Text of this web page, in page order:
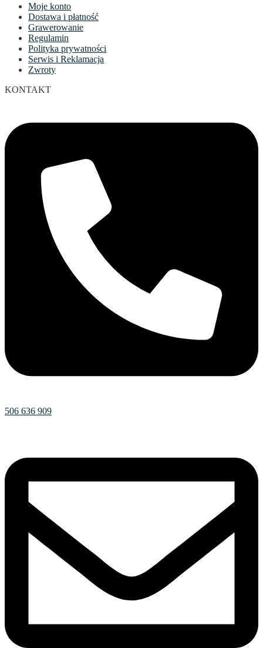
Moje konto
Dostawa i płatność
Grawerowanie
Regulamin
Polityka prywatności
Serwis i Reklamacja
Zwroty
KONTAKT
506 636 909